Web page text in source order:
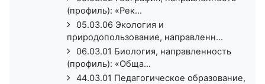
(профиль): «Рек...
05.03.06 Экология и
природопользование, направленн...
06.03.01 Биология, направленность
(профиль): «Обща...
44.03.01 Педагогическое образование,